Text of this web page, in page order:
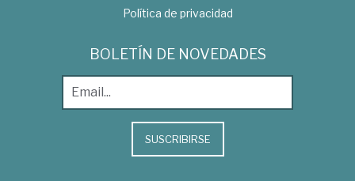
Política de privacidad
BOLETÍN DE NOVEDADES
SUSCRIBIRSE